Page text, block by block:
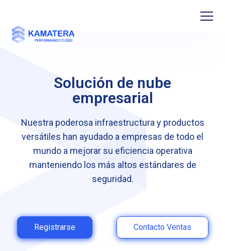
Solución de nube
empresarial
Nuestra poderosa infraestructura y productos
versátiles han ayudado a empresas de todo el
mundo a mejorar su eficiencia operativa
manteniendo los más altos estándares de
seguridad.
Registrarse Contacto Ventas